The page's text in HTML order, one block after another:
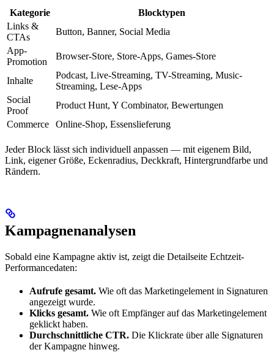
Kategorie
Blocktypen
Links &
CTAs
Button, Banner, Social Media
App-
Promotion
Browser-Store, Store-Apps, Games-Store
Inhalte
Podcast, Live-Streaming, TV-Streaming, Music-
Streaming, Lese-Apps
Social
Proof
Product Hunt, Y Combinator, Bewertungen
Commerce
Online-Shop, Essenslieferung
Jeder Block lässt sich individuell anpassen — mit eigenem Bild,
Link, eigener Größe, Eckenradius, Deckkraft, Hintergrundfarbe und
Rändern.
Kampagnenanalysen
Sobald eine Kampagne aktiv ist, zeigt die Detailseite Echtzeit-
Performancedaten:
Aufrufe gesamt. Wie oft das Marketingelement in Signaturen
angezeigt wurde.
Klicks gesamt. Wie oft Empfänger auf das Marketingelement
geklickt haben.
Durchschnittliche CTR. Die Klickrate über alle Signaturen
der Kampagne hinweg.